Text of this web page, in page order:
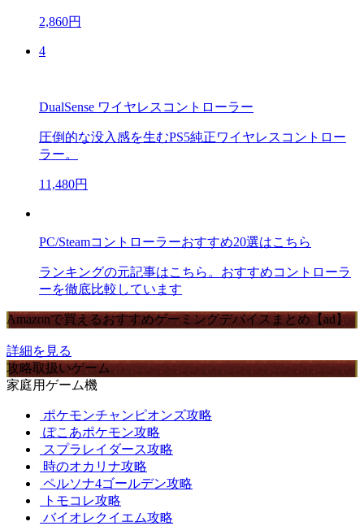
2,860円
4
DualSense ワイヤレスコントローラー
圧倒的な没入感を生むPS5純正ワイヤレスコントロー
ラー。
11,480円
PC/Steamコントローラーおすすめ20選はこちら
ランキングの元記事はこちら。おすすめコントローラ
ーを徹底比較しています
Amazonで買えるおすすめゲーミングデバイスまとめ【ad】
詳細を見る
攻略取扱いゲーム
家庭用ゲーム機
ポケモンチャンピオンズ攻略
ぽこあポケモン攻略
スプラレイダース攻略
時のオカリナ攻略
ペルソナ4ゴールデン攻略
トモコレ攻略
バイオレクイエム攻略